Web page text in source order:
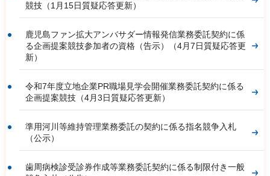
競技（1月15日質疑応答更新）
鹿児島ファン拡大アンバサダー情報発信業務委託契約に係
る企画提案競技参加者の資格（告示）（4月7日質疑応答更
新）
令和7年度立地企業PR職場見学会開催業務委託契約に係る
企画提案競技（4月3日質疑応答更新）
準用河川等維持管理業務委託の契約に係る指名競争入札
（公示）
歯周病検診受診券作成等業務委託契約に係る制限付き一般